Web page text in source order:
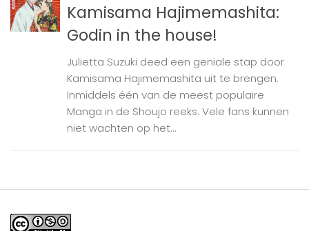
Kamisama Hajimemashita:
Godin in the house!
Julietta Suzuki deed een geniale stap door
Kamisama Hajimemashita uit te brengen.
Inmiddels één van de meest populaire
Manga in de Shoujo reeks. Vele fans kunnen
niet wachten op het...